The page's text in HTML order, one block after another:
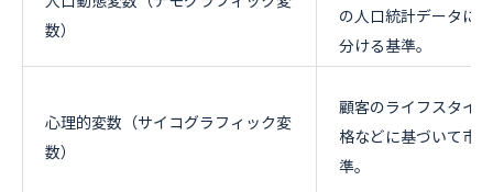
数）
の人口統計データに
分ける基準。
心理的変数（サイコグラフィック変
数）
顧客のライフスタイ
格などに基づいて市
準。